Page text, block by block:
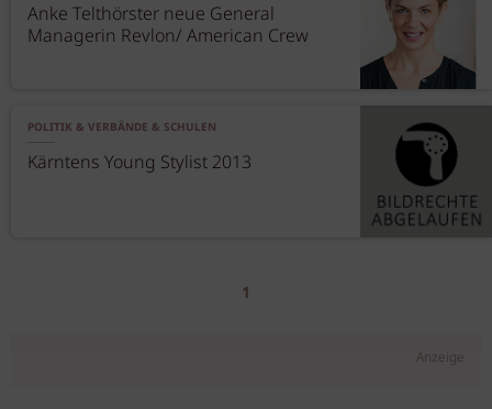
Anke Telthörster neue General
Managerin Revlon/ American Crew
POLITIK & VERBÄNDE & SCHULEN
Kärntens Young Stylist 2013
1
Anzeige